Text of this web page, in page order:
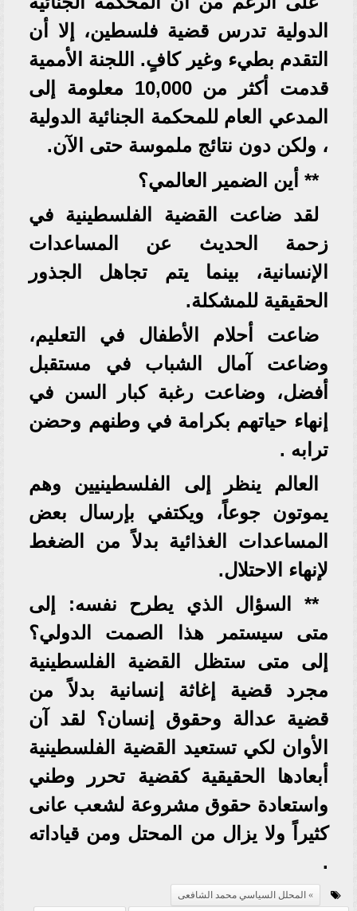
الدولية تدرس قضية فلسطين، إلا أن
التقدم بطيء وغير كافٍ. اللجنة الأممية
قدمت أكثر من 10,000 معلومة إلى
المدعي العام للمحكمة الجنائية الدولية
، ولكن دون نتائج ملموسة حتى الآن.
** أين الضمير العالمي؟
لقد ضاعت القضية الفلسطينية في
زحمة الحديث عن المساعدات
الإنسانية، بينما يتم تجاهل الجذور
الحقيقية للمشكلة.
ضاعت أحلام الأطفال في التعليم،
وضاعت آمال الشباب في مستقبل
أفضل، وضاعت رغبة كبار السن في
إنهاء حياتهم بكرامة في وطنهم وحضن
ترابه .
العالم ينظر إلى الفلسطينيين وهم
يموتون جوعاً، ويكتفي بإرسال بعض
المساعدات الغذائية بدلاً من الضغط
لإنهاء الاحتلال.
** السؤال الذي يطرح نفسه: إلى
متى سيستمر هذا الصمت الدولي؟
إلى متى ستظل القضية الفلسطينية
مجرد قضية إغاثة إنسانية بدلاً من
قضية عدالة وحقوق إنسان؟ لقد آن
الأوان لكي تستعيد القضية الفلسطينية
أبعادها الحقيقية كقضية تحرر وطني
واستعادة حقوق مشروعة لشعب عانى
كثيراً ولا يزال من المحتل ومن قياداته
.
المحلل السياسي محمد الشافعى